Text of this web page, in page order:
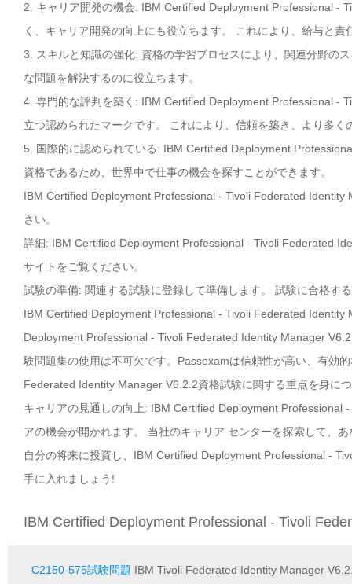
2. キャリア開発の機会: IBM Certified Deployment Professional -
く、キャリア開発の向上にも役立ちます。 これにより、給与と
3. スキルと知識の強化: 資格の学習プロセスにより、関連分野の
な問題を解決するのに役立ちます。
4. 専門的な評判を築く: IBM Certified Deployment Professional -
立つ認められたマークです。 これにより、信頼を築き、より多
5. 国際的に認められている: IBM Certified Deployment
資格であるため、世界中で仕事の機会を探すことができます。
IBM Certified Deployment Professional - Tivoli Federated
さい。
詳細: IBM Certified Deployment Professional - Tivoli Federated
サイトをご覧ください。
試験の準備: 関連する試験に登録して準備します。 試験に合格す
IBM Certified Deployment Professional - Tivoli Federated
Deployment Professional - Tivoli Federated Identity Manager
験問題集の使用は不可欠です。Passexamは信頼性が高い、有効
Federated Identity Manager V6.2.2資格試験に関する重点を身に
キャリアの見通しの向上: IBM Certified Deployment
アの機会が開かれます。 当社のキャリア センターを探索して、
自分の将来に投資し、IBM Certified Deployment Professional -
手に入れましょう!
IBM Certified Deployment Professional - Tivoli
C2150-575試験問題 IBM Tivoli Federated Identity Manager